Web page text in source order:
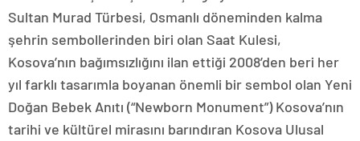
Sultan Murad Türbesi, Osmanlı döneminden kalma
şehrin sembollerinden biri olan Saat Kulesi,
Kosova’nın bağımsızlığını ilan ettiği 2008’den beri her
yıl farklı tasarımla boyanan önemli bir sembol olan Yeni
Doğan Bebek Anıtı (“Newborn Monument”) Kosova’nın
tarihi ve kültürel mirasını barındıran Kosova Ulusal